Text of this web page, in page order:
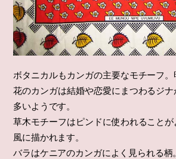
ボタニカルもカンガの主要なモチーフ
花のカンガは結婚や恋愛にまつわるジ
多いようです。
草木モチーフはピンドに使われること
風に描かれます。
バラはケニアのカンガによく見られる柄